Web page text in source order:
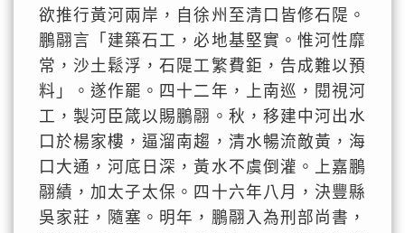
欲推行黃河兩岸，自徐州至清口皆修石隄。
鵬翮言「建築石工，必地基堅實。惟河性靡
常，沙土鬆浮，石隄工繁費鉅，告成難以預
料」。遂作罷。四十二年，上南巡，閱視河
工，製河臣箴以賜鵬翮。秋，移建中河出水
口於楊家樓，逼溜南趨，清水暢流敵黃，海
口大通，河底日深，黃水不虞倒灌。上嘉鵬
翮績，加太子太保。四十六年八月，決豐縣
吳家莊，隨塞。明年，鵬翮入為刑部尚書，